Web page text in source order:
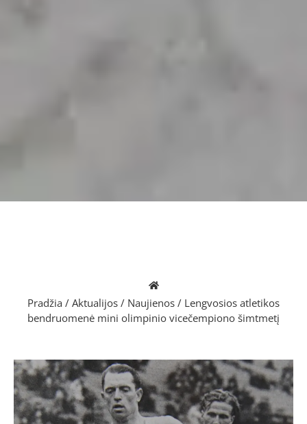
Pradžia / Aktualijos / Naujienos / Lengvosios atletikos
bendruomenė mini olimpinio vicečempiono šimtmetį